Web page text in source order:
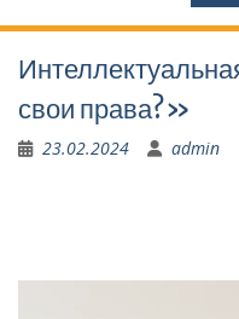
свои права?»
23.02.2024 admin